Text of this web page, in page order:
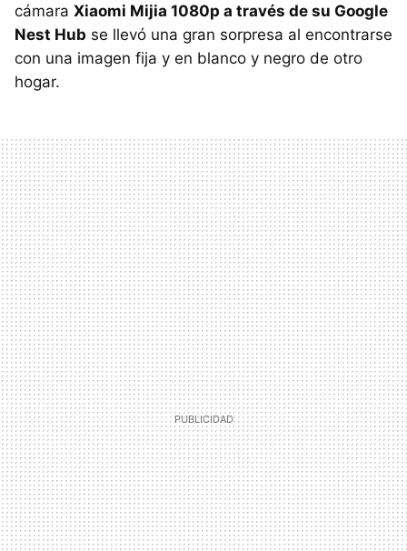
cámara Xiaomi Mijia 1080p a través de su Google
Nest Hub se llevó una gran sorpresa al encontrarse
con una imagen fija y en blanco y negro de otro
hogar.